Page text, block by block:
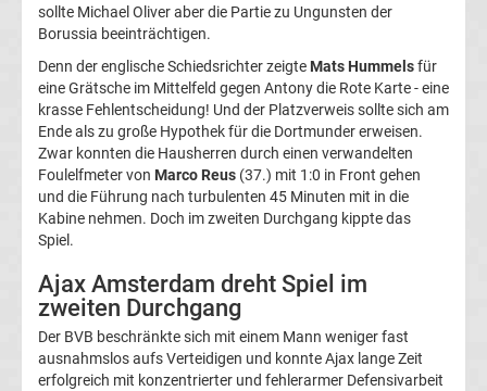
Süper
Lig
Internat.
Fußball
UEFA
Youth
League
sollte Michael Oliver aber die Partie zu Ungunsten der
Borussia beeinträchtigen.
Denn der englische Schiedsrichter zeigte Mats Hummelsfür
eine Grätsche im Mittelfeld gegen Antony die Rote Karte - eine
krasse Fehlentscheidung! Und der Platzverweis sollte sich am
Ende als zu große Hypothek für die Dortmunder erweisen.
Zwar konnten die Hausherren durch einen verwandelten
Foulelfmeter von Marco Reus (37.) mit 1:0 in Front gehen
und die Führung nach turbulenten 45 Minuten mit in die
Kabine nehmen. Doch im zweiten Durchgang kippte das
Spiel.
Ajax Amsterdam dreht Spiel im
zweiten Durchgang
Der BVB beschränkte sich mit einem Mann weniger fast
ausnahmslos aufs Verteidigen und konnte Ajax lange Zeit
erfolgreich mit konzentrierter und fehlerarmer Defensivarbeit